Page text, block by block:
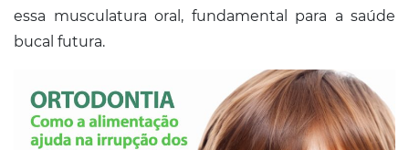
essa musculatura oral, fundamental para a saúde
bucal futura.